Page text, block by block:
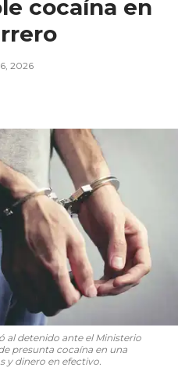
cocaína en
2026
al detenido ante el Ministerio
presunta cocaína en una
y dinero en efectivo.